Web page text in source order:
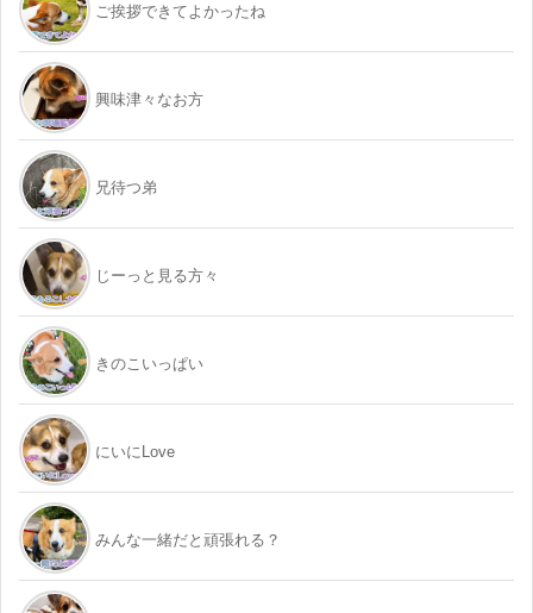
ご挨拶できてよかったね
興味津々なお方
兄待つ弟
じーっと見る方々
きのこいっぱい
にいにLove
みんな一緒だと頑張れる？